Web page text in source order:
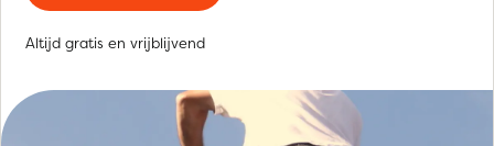
Altijd gratis en vrijblijvend